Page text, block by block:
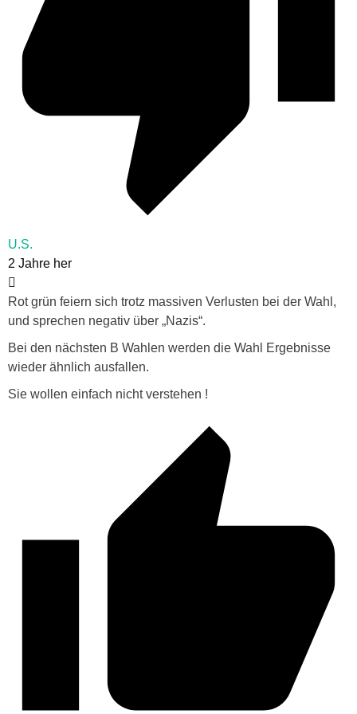
U.S.
2 Jahre her
Rot grün feiern sich trotz massiven Verlusten bei der Wahl,
und sprechen negativ über „Nazis“.
Bei den nächsten B Wahlen werden die Wahl Ergebnisse
wieder ähnlich ausfallen.
Sie wollen einfach nicht verstehen !